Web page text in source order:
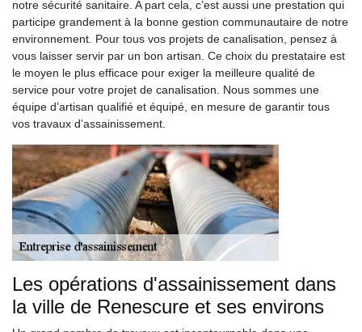
notre sécurité sanitaire. A part cela, c’est aussi une prestation qui
participe grandement à la bonne gestion communautaire de notre
environnement. Pour tous vos projets de canalisation, pensez à
vous laisser servir par un bon artisan. Ce choix du prestataire est
le moyen le plus efficace pour exiger la meilleure qualité de
service pour votre projet de canalisation. Nous sommes une
équipe d’artisan qualifié et équipé, en mesure de garantir tous
vos travaux d’assainissement.
Les opérations d'assainissement dans
la ville de Renescure et ses environs